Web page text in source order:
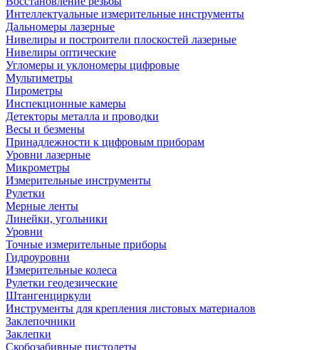
Интеллектуальные измерительные инструменты
Дальномеры лазерные
Нивелиры и построители плоскостей лазерные
Нивелиры оптические
Угломеры и уклономеры цифровые
Мультиметры
Пирометры
Инспекционные камеры
Детекторы металла и проводки
Весы и безмены
Принадлежности к цифровым приборам
Уровни лазерные
Микрометры
Измерительные инструменты
Рулетки
Мерные ленты
Линейки, угольники
Уровни
Точные измерительные приборы
Гидроуровни
Измерительные колеса
Рулетки геодезические
Штангенциркули
Инструменты для крепления листовых материалов
Заклепочники
Заклепки
Скобозабивные пистолеты